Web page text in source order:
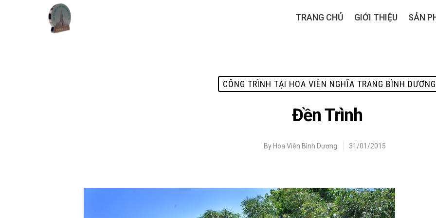
TRANG CHỦ GIỚI THIỆU SẢN
CÔNG TRÌNH TẠI HOA VIÊN NGHĨA TRANG BÌNH DƯƠNG
Đền Trình
By Hoa Viên Bình Dương 31/01/2015